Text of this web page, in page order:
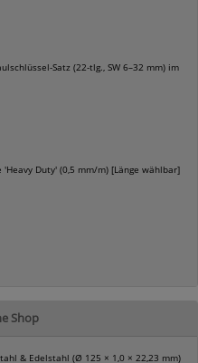
Satz (22-tlg., SW 6–32 mm) im
'Heavy Duty' (0,5 mm/m) [Länge wählbar]
Shop
& Edelstahl (Ø 125 × 1,0 × 22,23 mm)